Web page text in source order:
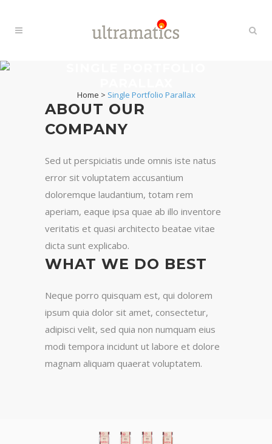
Home > Single Portfolio Parallax
ABOUT OUR
COMPANY
Sed ut perspiciatis unde omnis iste natus
error sit voluptatem accusantium
doloremque laudantium, totam rem
aperiam, eaque ipsa quae ab illo inventore
veritatis et quasi architecto beatae vitae
dicta sunt explicabo.
WHAT WE DO BEST
Neque porro quisquam est, qui dolorem
ipsum quia dolor sit amet, consectetur,
adipisci velit, sed quia non numquam eius
modi tempora incidunt ut labore et dolore
magnam aliquam quaerat voluptatem.